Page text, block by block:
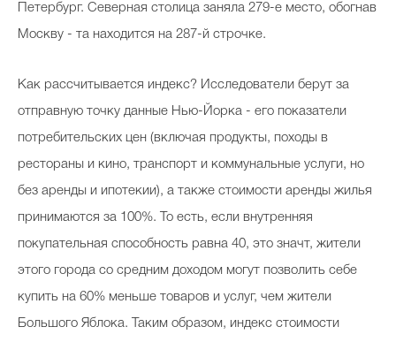
Петербург. Северная столица заняла 279-е место, обогнав
Москву - та находится на 287-й строчке.
Как рассчитывается индекс? Исследователи берут за
отправную точку данные Нью-Йорка - его показатели
потребительских цен (включая продукты, походы в
рестораны и кино, транспорт и коммунальные услуги, но
без аренды и ипотекии), а также стоимости аренды жилья
принимаются за 100%. То есть, если внутренняя
покупательная способность равна 40, это значт, жители
этого города со средним доходом могут позволить себе
купить на 60% меньше товаров и услуг, чем жители
Большого Яблока. Таким образом, индекс стоимости